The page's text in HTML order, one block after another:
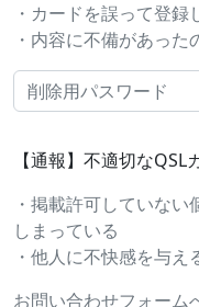
・カードを誤って登録
・内容に不備があっ
【通報】不適切な
・掲載許可していな
しまっている
・他人に不快感を与
お問い合わせフォーム